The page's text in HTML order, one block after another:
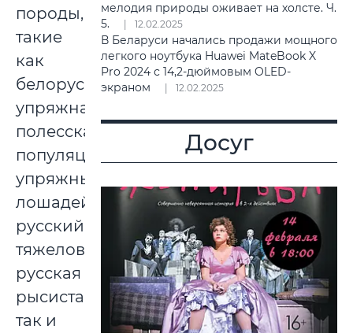
породы,
такие
как
белорусская
упряжная,
полесская
популяция
упряжных
лошадей,
русский
тяжеловоз,
русская
рысистая,
так и
мелодия природы оживает на холсте. Ч.
5.
12.02.2025
В Беларуси начались продажи мощного
легкого ноутбука Huawei MateBook X
Pro 2024 с 14,2-дюймовым OLED-
экраном
12.02.2025
Досуг